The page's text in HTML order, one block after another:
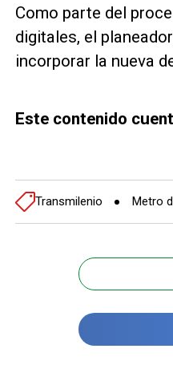
Como parte del
digitales, el
incorporar la nueva
Este contenido
Transmilenio Metro